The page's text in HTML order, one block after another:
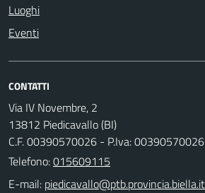
Luoghi
Eventi
CONTATTI
Via IV Novembre, 2
13812 Piedicavallo (BI)
C.F. 00390570026 - P.Iva: 00390570026
Telefono:015609115
E-mail: